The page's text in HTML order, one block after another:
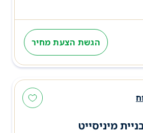
הגשת הצעת מחיר
מיניסייט